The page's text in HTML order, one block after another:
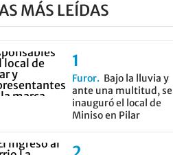
MÁS LEÍDAS
Furor
Bajo la lluvia y
ante una multitud, se
inauguró el local de
Miniso en Pilar